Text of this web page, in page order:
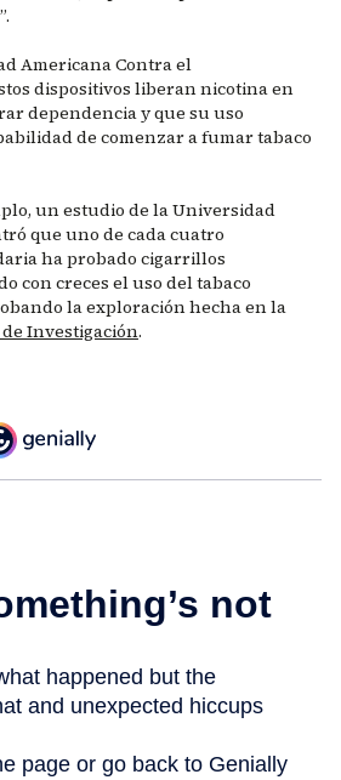
Americana Contra el
dispositivos liberan nicotina en
dependencia y que su uso
de comenzar a fumar tabaco
un estudio de la Universidad
que uno de cada cuatro
ha probado cigarrillos
con creces el uso del tabaco
la exploración hecha en la
Investigación.